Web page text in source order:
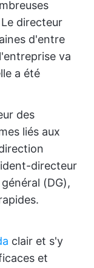
directeur
d'entre
va
a été
des
liés aux
directeur
(DG),
clair et s'y
et